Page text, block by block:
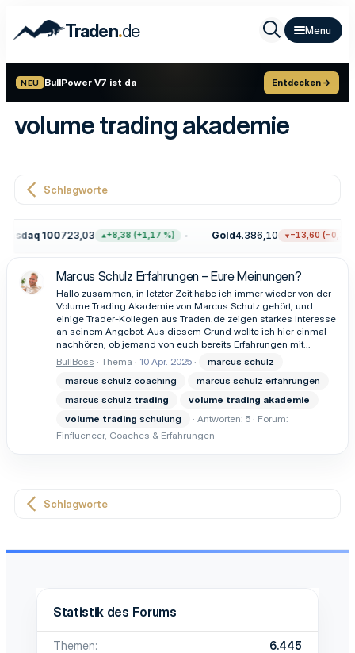
Traden.de
NEU BullPower V7 ist da Entdecken →
volume trading akademie
Schlagworte
100723,03 +8,38 (+1,17 %) Gold4.386,10 −13,60 (−0,31
Marcus Schulz Erfahrungen – Eure Meinungen?
Hallo zusammen, in letzter Zeit habe ich immer wieder von der
Volume Trading Akademie von Marcus Schulz gehört, und
einige Trader-Kollegen aus Traden.de zeigen starkes Interesse
an seinem Angebot. Aus diesem Grund wollte ich hier einmal
nachhören, ob jemand von euch bereits Erfahrungen mit...
BullBoss
Thema 10 Apr. 2025
marcus schulz
marcus schulz coaching
marcus schulz erfahrungen
marcus schulz trading volume trading akademie
volume trading schulung Antworten: 5
Forum:
Finfluencer, Coaches & Erfahrungen
Schlagworte
Statistik des Forums
Themen
6.445